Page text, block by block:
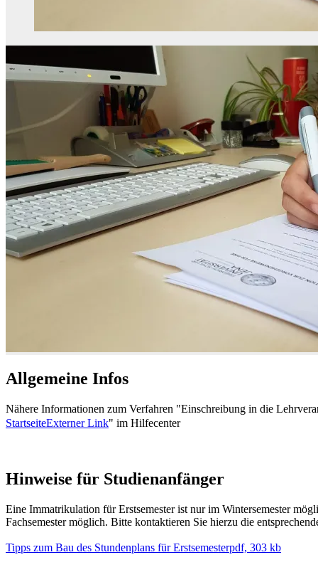
Allgemeine Infos
Nähere Informationen zum Verfahren "Einschreibung in die
StartseiteExterner Link" im Hilfecenter
Hinweise für Studienanfänger
Eine Immatrikulation für Erstsemester ist nur im Wintersemester
Fachsemester möglich. Bitte kontaktieren Sie hierzu die
Tipps zum Bau des Stundenplans für Erstsemesterpdf, 303 kb